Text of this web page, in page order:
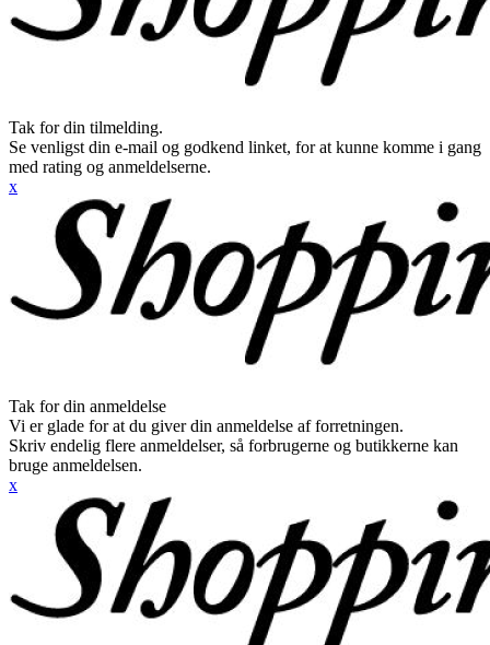
Tak for din tilmelding.
Se venligst din e-mail og godkend linket, for at kunne komme i gang
med rating og anmeldelserne.
x
Tak for din anmeldelse
Vi er glade for at du giver din anmeldelse af forretningen.
Skriv endelig flere anmeldelser, så forbrugerne og butikkerne kan
bruge anmeldelsen.
x